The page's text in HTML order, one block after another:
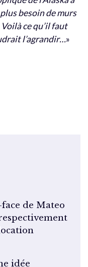
besoin de murs
ce qu’il faut
l’agrandir…»
de Mateo
idée